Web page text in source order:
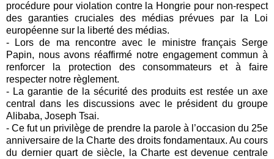
procédure pour violation contre la Hongrie pour non-respect
des garanties cruciales des médias prévues par la Loi
européenne sur la liberté des médias.
- Lors de ma rencontre avec le ministre français Serge
Papin, nous avons réaffirmé notre engagement commun à
renforcer la protection des consommateurs et à faire
respecter notre règlement.
- La garantie de la sécurité des produits est restée un axe
central dans les discussions avec le président du groupe
Alibaba, Joseph Tsai.
- Ce fut un privilège de prendre la parole à l’occasion du 25e
anniversaire de la Charte des droits fondamentaux. Au cours
du dernier quart de siècle, la Charte est devenue centrale